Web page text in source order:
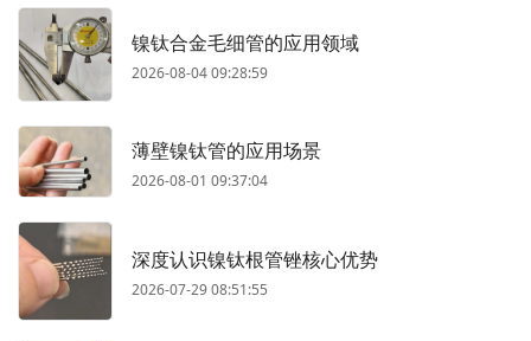
镍钛合金毛细管的应用领域
2026-08-04 09:28:59
薄壁镍钛管的应用场景
2026-08-01 09:37:04
深度认识镍钛根管锉核心优势
2026-07-29 08:51:55